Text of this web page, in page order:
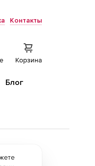
Контакты
Корзина
Блог